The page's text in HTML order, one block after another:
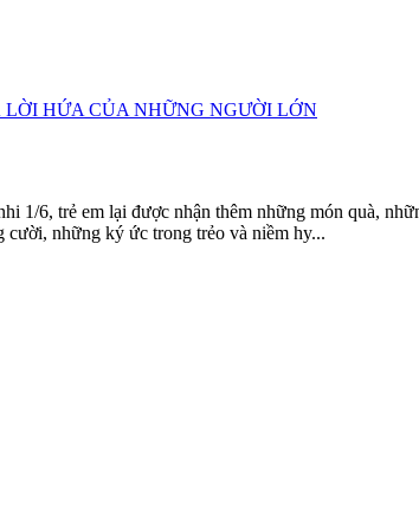
HỨA CỦA NHỮNG NGƯỜI LỚN
6, trẻ em lại được nhận thêm những món quà,
những ký ức trong trẻo và niềm hy...